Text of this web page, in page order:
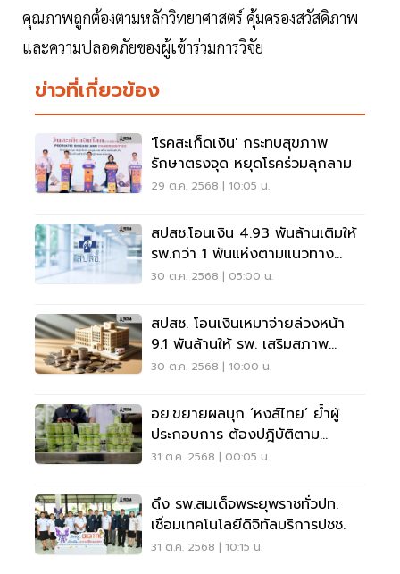
คุณภาพถูกต้องตามหลักวิทยาศาสตร์ คุ้มครองสวัสดิภาพ
และความปลอดภัยของผู้เข้าร่วมการวิจัย
ข่าวที่เกี่ยวข้อง
'โรคสะเก็ดเงิน' กระทบสุขภาพ
รักษาตรงจุด หยุดโรคร่วมลุกลาม
29 ต.ค. 2568 | 10:05 น.
สปสช.โอนเงิน 4.93 พันล้านเติมให้
รพ.กว่า 1 พันแห่งตามแนวทาง
ยกเลิกรีรัน
30 ต.ค. 2568 | 05:00 น.
สปสช. โอนเงินเหมาจ่ายล่วงหน้า
9.1 พันล้านให้ รพ. เสริมสภาพ
คล่อง
30 ต.ค. 2568 | 10:00 น.
อย.ขยายผลบุก ‘หงส์ไทย’ ย้ำผู้
ประกอบการ ต้องปฎิบัติตาม
กฎหมายอย่างเคร่งครัด
31 ต.ค. 2568 | 00:05 น.
ดึง รพ.สมเด็จพระยุพราชทั่วปท.
เชื่อมเทคโนโลยีดิจิทัลบริการปชช.
31 ต.ค. 2568 | 10:15 น.